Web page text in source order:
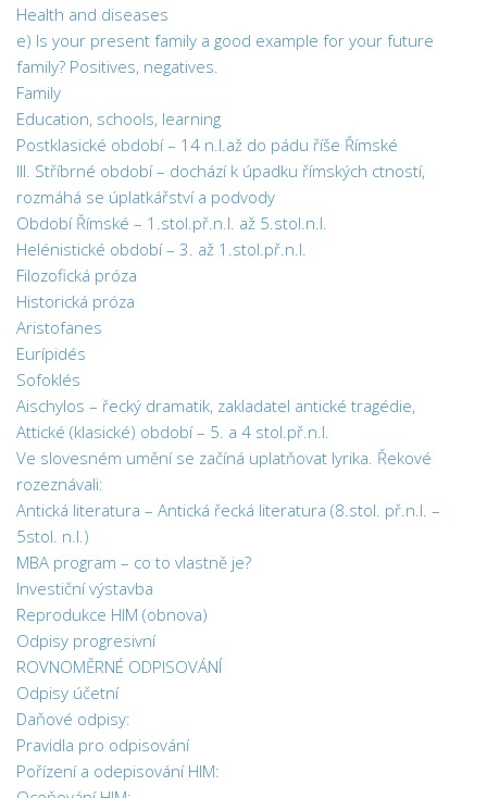
Health and diseases
e) Is your present family a good example for your future
family? Positives, negatives.
Family
Education, schools, learning
Postklasické období – 14 n.l.až do pádu říše Římské
III. Stříbrné období – dochází k úpadku římských ctností,
rozmáhá se úplatkářství a podvody
Období Římské – 1.stol.př.n.l. až 5.stol.n.l.
Helénistické období – 3. až 1.stol.př.n.l.
Filozofická próza
Historická próza
Aristofanes
Eurípidés
Sofoklés
Aischylos – řecký dramatik, zakladatel antické tragédie,
Attické (klasické) období – 5. a 4 stol.př.n.l.
Ve slovesném umění se začíná uplatňovat lyrika. Řekové
rozeznávali:
Antická literatura – Antická řecká literatura (8.stol. př.n.l. –
5stol. n.l.)
MBA program – co to vlastně je?
Investiční výstavba
Reprodukce HIM (obnova)
Odpisy progresivní
ROVNOMĚRNÉ ODPISOVÁNÍ
Odpisy účetní
Daňové odpisy:
Pravidla pro odpisování
Pořízení a odepisování HIM: